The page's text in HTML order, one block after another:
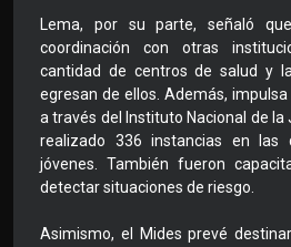
Lema, por su parte, señaló
coordinación con otras
cantidad de centros de salud y
egresan de ellos. Además,
a través del Instituto Nacional de la
realizado 336 instancias en las
jóvenes. También fueron
detectar situaciones de riesgo.
Asimismo, el Mides prevé